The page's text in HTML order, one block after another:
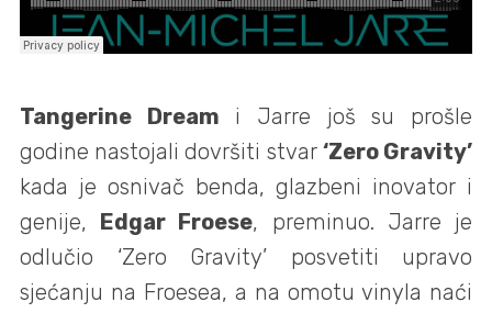
Tangerine Dream i Jarre još su prošle
godine nastojali dovršiti stvar ‘Zero Gravity’
kada je osnivač benda, glazbeni inovator i
genije,
Edgar Froese, preminuo. Jarre je
odlučio ‘Zero Gravity’ posvetiti upravo
sjećanju na Froesea, a na omotu vinyla naći